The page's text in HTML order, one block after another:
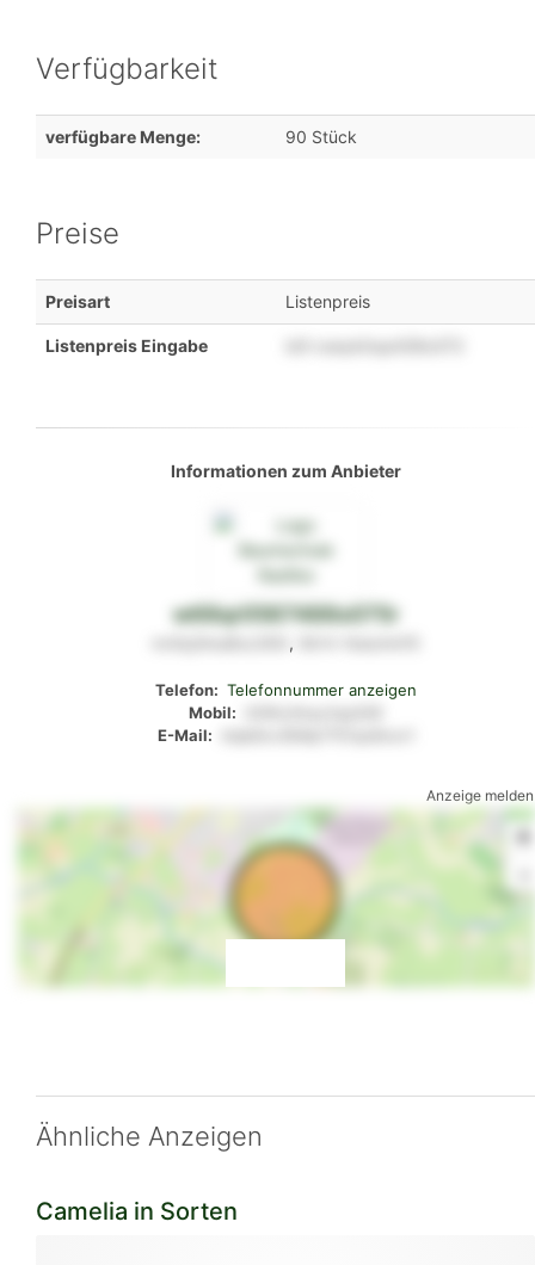
Ähnliche Anzeigen
Camelia in Sorten
Verfügbarkeit
verfügbare Menge: 90 Stück
Preise
Preisart Listenpreis
Listenpreis Eingabe
Informationen zum Anbieter
w68qr0567488s075r
,
Telefon: Telefonnummer anzeigen
Mobil:
E-Mail:
Anzeige melden